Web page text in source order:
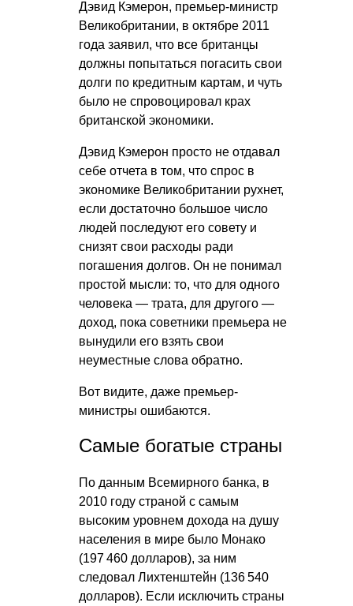
Дэвид Кэмерон, премьер-министр
Великобритании, в октябре 2011
года заявил, что все британцы
должны попытаться погасить свои
долги по кредитным картам, и чуть
было не спровоцировал крах
британской экономики.
Дэвид Кэмерон просто не отдавал
себе отчета в том, что спрос в
экономике Великобритании рухнет,
если достаточно большое число
людей последуют его совету и
снизят свои расходы ради
погашения долгов. Он не понимал
простой мысли: то, что для одного
человека — трата, для другого —
доход, пока советники премьера не
вынудили его взять свои
неуместные слова обратно.
Вот видите, даже премьер-
министры ошибаются.
Самые богатые страны
По данным Всемирного банка, в
2010 году страной с самым
высоким уровнем дохода на душу
населения в мире было Монако
(197 460 долларов), за ним
следовал Лихтенштейн (136 540
долларов). Если исключить страны